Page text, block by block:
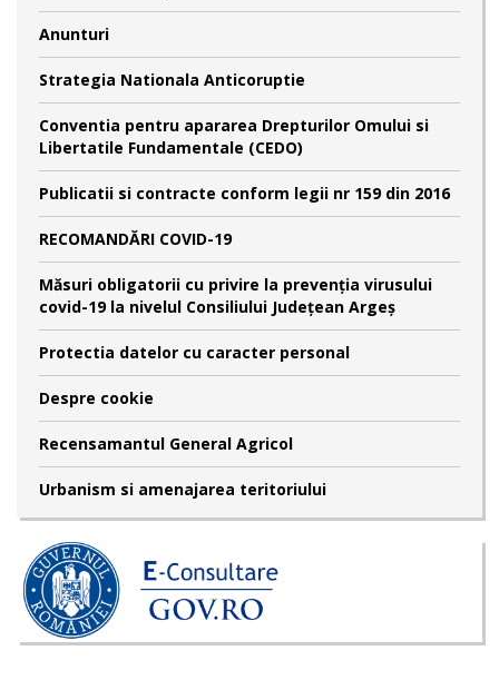
Anunturi
Strategia Nationala Anticoruptie
Conventia pentru apararea Drepturilor Omului si
Libertatile Fundamentale (CEDO)
Publicatii si contracte conform legii nr 159 din 2016
RECOMANDĂRI COVID-19
Măsuri obligatorii cu privire la prevenția virusului
covid-19 la nivelul Consiliului Județean Argeș
Protectia datelor cu caracter personal
Despre cookie
Recensamantul General Agricol
Urbanism si amenajarea teritoriului